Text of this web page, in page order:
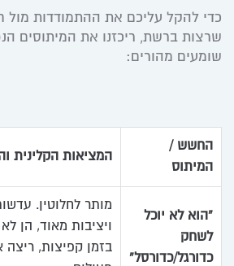
כדי להקל עליכם את ההתמודדות מול
שרצות ברשת, ריכזנו את המיתוסים
שומעים מהורים:
החשש /
המיתוס
המציאות הקלינית
“הוא לא יוכל
לשחק
כדורגל/כדורסל”
מותר לחלוטין.
ויציבות מאוד, הן
בזמן קפיצות, ריצה